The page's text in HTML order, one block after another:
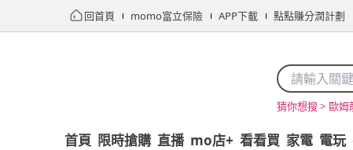
回首頁 momo富立保險 APP下載 點點賺分潤計劃
猜你想搜 > 歐姆
首頁 限時搶購 直播 mo店+ 看看買 家電 電玩